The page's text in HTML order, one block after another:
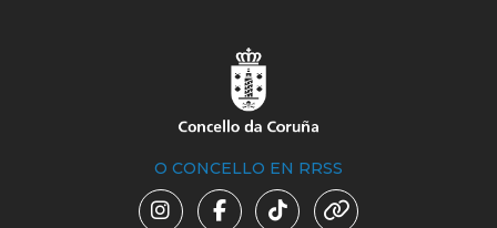
O CONCELLO EN RRSS